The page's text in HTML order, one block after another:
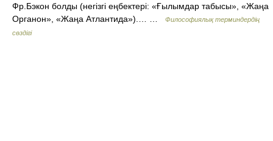
Фр.Бэкон болды (негізгі еңбектері: «Ғылымдар табысы», «Жаңа
Органон», «Жаңа Атлантида»).… …
Философиялық терминдердің
сөздігі